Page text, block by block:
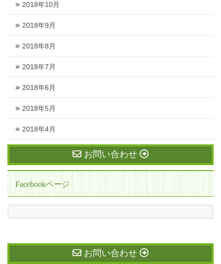
2018年10月
2018年9月
2018年8月
2018年7月
2018年6月
2018年5月
2018年4月
お問い合わせ
Facebookページ
お問い合わせ